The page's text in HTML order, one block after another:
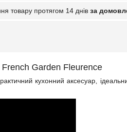
товару протягом 14 днів за
Garden Fleurence
кухонний аксесуар,